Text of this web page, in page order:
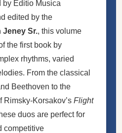
by Editio Musica
edited by the
Jeney Sr., this volume
the first book by
rhythms, varied
From the classical
Beethoven to the
Rimsky-Korsakov’s Flight
duos are perfect for
competitive